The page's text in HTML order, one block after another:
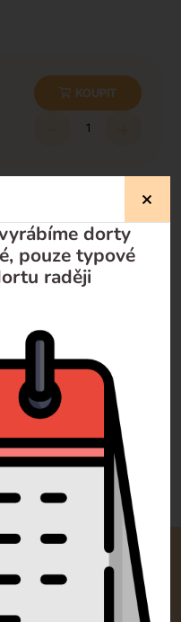
KOUPIT
dorty
pouze typové
raději